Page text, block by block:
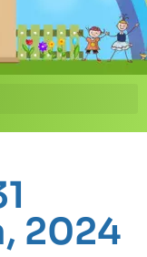
2024